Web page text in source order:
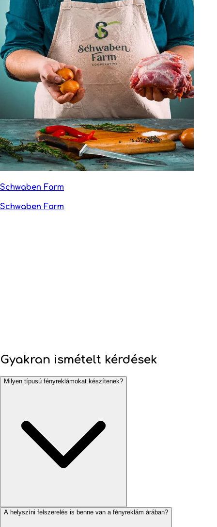
Schwaben Farm
Schwaben Farm
Gyakran ismételt kérdések
Milyen típusú fényreklámokat készítenek?
A helyszíni felszerelés is benne van a fényreklám árában?